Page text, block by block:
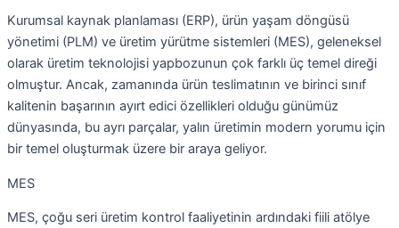
Kurumsal kaynak planlaması (ERP), ürün yaşam döngüsü
yönetimi (PLM) ve üretim yürütme sistemleri (MES), geleneksel
olarak üretim teknolojisi yapbozunun çok farklı üç temel direği
olmuştur. Ancak, zamanında ürün teslimatının ve birinci sınıf
kalitenin başarının ayırt edici özellikleri olduğu günümüz
dünyasında, bu ayrı parçalar, yalın üretimin modern yorumu için
bir temel oluşturmak üzere bir araya geliyor.
MES
MES, çoğu seri üretim kontrol faaliyetinin ardındaki fiili atölye